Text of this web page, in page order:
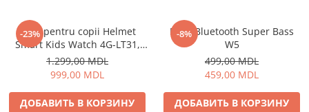
-23%
Ceas pentru copii Helmet
Smart Kids Watch 4G-LT31,
Blue
1.299,00 MDL
999,00 MDL
ДОБАВИТЬ В КОРЗИНУ
-8%
Boxă Bluetooth Super Bass
W5
499,00 MDL
459,00 MDL
ДОБАВИТЬ В КОРЗИНУ